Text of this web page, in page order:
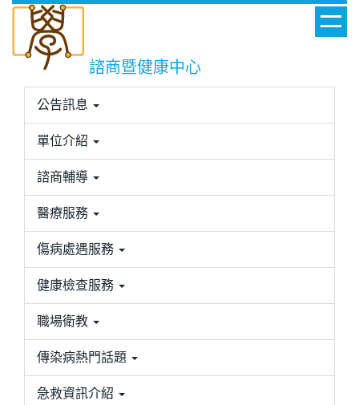
跳
主
諮商暨健康中心
公告訊息
單位介紹
諮商輔導
醫療服務
傷病處遇服務
健康檢查服務
職場衛教
傳染病熱門話題
急救資訊介紹